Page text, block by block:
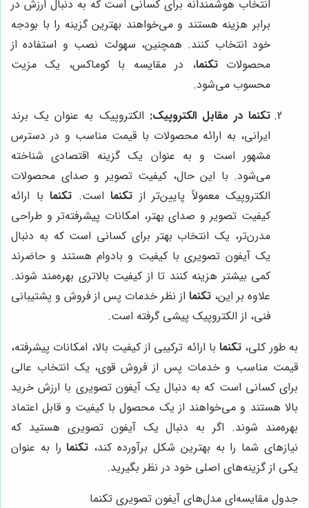
انتخاب هوشمندانه برای کسانی است که به دنبال ارزش در
برابر هزینه هستند و می‌خواهند بهترین گزینه را با بودجه
خود انتخاب کنند. همچنین، سهولت نصب و استفاده از
محصولاتتکنما، در مقایسه با کوماکس، یک مزیت
محسوب می‌شود.
تکنما در مقابل الکتروپیک: الکتروپیک به عنوان یک برند
ایرانی، به ارائه محصولات با قیمت مناسب و در دسترس
مشهور است و به عنوان یک گزینه اقتصادی شناخته
می‌شود. با این حال، کیفیت تصویر و صدای محصولات
الکتروپیک معمولاً پایین‌تر از تکنما است. تکنما با ارائه
کیفیت تصویر و صدای بهتر، امکانات پیشرفته‌تر و طراحی
مدرن‌تر، یک انتخاب بهتر برای کسانی است که به دنبال
یک آیفون تصویری با کیفیت و بادوام هستند و حاضرند
کمی بیشتر هزینه کنند تا از کیفیت بالاتری بهره‌مند شوند.
علاوه بر این، تکنما از نظر خدمات پس از فروش و پشتیبانی
فنی، از الکتروپیک پیشی گرفته است.
به طور کلی، تکنمابا ارائه ترکیبی از کیفیت بالا، امکانات پیشرفته،
قیمت مناسب و خدمات پس از فروش قوی، یک انتخاب عالی
برای کسانی است که به دنبال یک آیفون تصویری با ارزش خرید
بالا هستند و می‌خواهند از یک محصول با کیفیت و قابل اعتماد
بهره‌مند شوند. اگر به دنبال یک آیفون تصویری هستید که
نیازهای شما را به بهترین شکل برآورده کند، تکنمارا به عنوان
یکی از گزینه‌های اصلی خود در نظر بگیرید.
جدول مقایسه‌ای مدل‌های آیفون تصویری تکنما